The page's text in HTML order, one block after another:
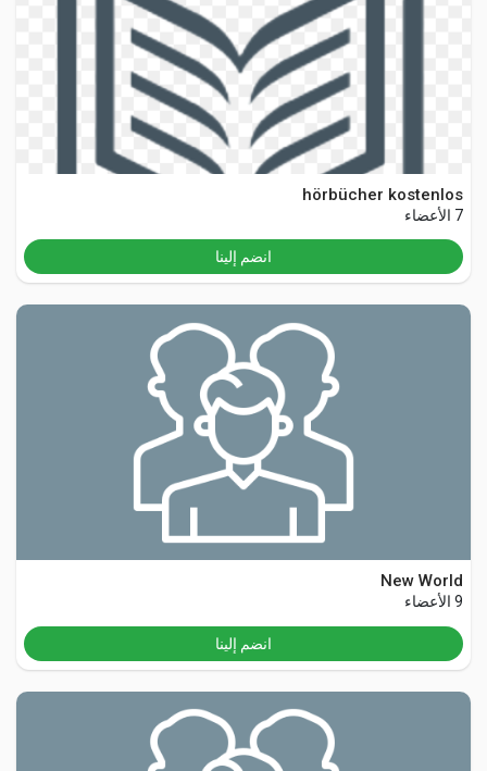
hörbücher kostenlos
7 الأعضاء
انضم إلينا
New World
9 الأعضاء
انضم إلينا